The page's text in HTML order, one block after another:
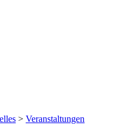
> Veranstaltungen